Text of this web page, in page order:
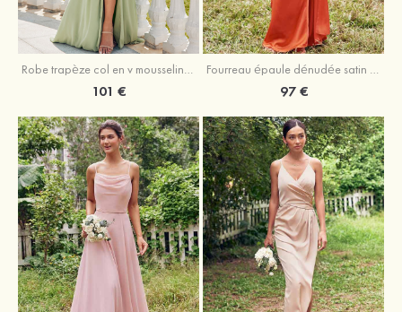
Robe trapèze col en v mousseline ras du sol robe de demoiselle d'honneur
101 €
Fourreau épaule dénudée satin extensible ras du sol robe de demoiselle d'honneur
97 €